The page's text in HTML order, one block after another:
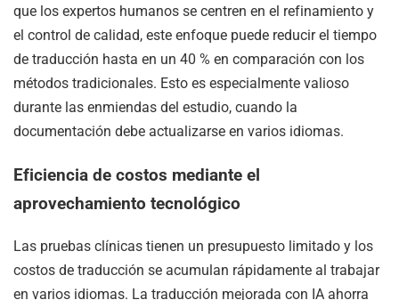
que los expertos humanos se centren en el refinamiento y
el control de calidad, este enfoque puede reducir el tiempo
de traducción hasta en un 40 % en comparación con los
métodos tradicionales. Esto es especialmente valioso
durante las enmiendas del estudio, cuando la
documentación debe actualizarse en varios idiomas.
Eficiencia de costos mediante el
aprovechamiento tecnológico
Las pruebas clínicas tienen un presupuesto limitado y los
costos de traducción se acumulan rápidamente al trabajar
en varios idiomas. La traducción mejorada con IA ahorra